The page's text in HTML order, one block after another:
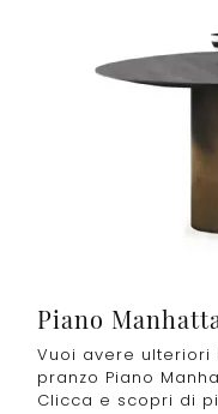
Piano
Vuoi avere ulteriori
pranzo Piano
Clicca e scopri di